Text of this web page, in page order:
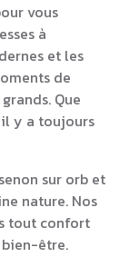
vous
à
et les
de
Que
y a toujours
sur orb et
nature. Nos
tout confort
être.